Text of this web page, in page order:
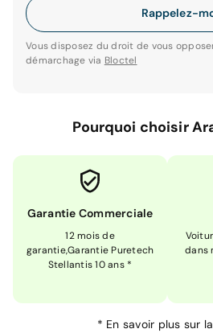
Rappelez-
Vous disposez du droit de vous
démarchage via Bloctel
Pourquoi choisir
Garantie Commerciale
12 mois de
garantie,Garantie Puretech
Stellantis 10 ans *
dans
* En savoir plus sur la